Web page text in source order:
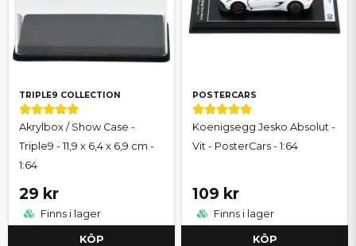
TRIPLE9 COLLECTION
Akrylbox / Show Case -
Triple9 - 11,9 x 6,4 x 6,9 cm -
1:64
29 kr
Finns i lager
KÖP
POSTERCARS
Koenigsegg Jesko Absolut -
Vit - PosterCars - 1:64
109 kr
Finns i lager
KÖP